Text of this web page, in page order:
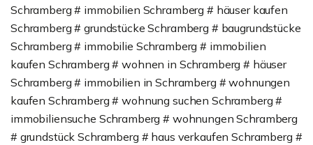
Schramberg # immobilien Schramberg # häuser kaufen
Schramberg # grundstücke Schramberg # baugrundstücke
Schramberg # immobilie Schramberg # immobilien
kaufen Schramberg # wohnen in Schramberg # häuser
Schramberg # immobilien in Schramberg # wohnungen
kaufen Schramberg # wohnung suchen Schramberg #
immobiliensuche Schramberg # wohnungen Schramberg
# grundstück Schramberg # haus verkaufen Schramberg #